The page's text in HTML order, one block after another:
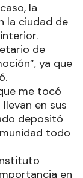
la
la ciudad de
de
ya que
me tocó
en sus
depositó
todo
en